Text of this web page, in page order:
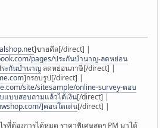
]ขายดีล[/direct] |
pages/ประกันบำนาญ-ลดหย่อน
ะกันบำนาญ ลดหย่อนภาษี[/direct] |
]กรอบรูป[/direct] |
site/sitesample/online-survey-ตอบ
แบบสอบถามแล้วได้เงิน[/direct] |
]คอนโดเด่น[/direct] |
ที่ต้องการได้หมด ราคาพิเศษสุดๆ PM มาได้